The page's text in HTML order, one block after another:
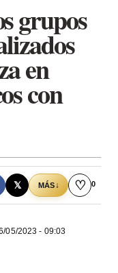
grupos
en
con
𝕏 MÁS↓ ♡ 0
05/2023 - 09:03